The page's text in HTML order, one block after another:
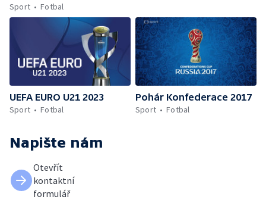
Sport
Fotbal
UEFA EURO U21 2023
Sport
Fotbal
Pohár Konfederace 2017
Sport
Fotbal
Napište nám
Otevřít
kontaktní
formulář